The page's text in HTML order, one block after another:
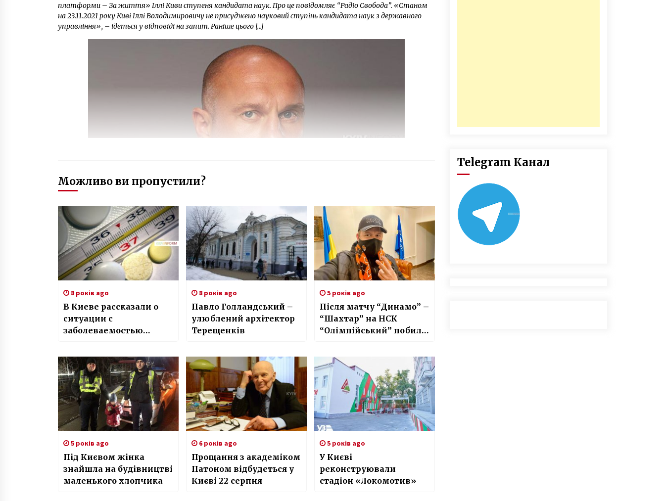
платформи – За життя» Іллі Киви ступеня кандидата наук. Про це повідомляє “Радіо Свобода”. «Станом
на 23.11.2021 року Киві Іллі Володимировичу не присуджено науковий ступінь кандидата наук з державного
управління», – ідеться у відповіді на запит. Раніше цього […]
Можливо ви пропустили?
8 років ago
В Киеве рассказали о
ситуации с
заболеваемостью
8 років ago
Павло Голландський –
улюблений архітектор
Терещенків
5 років ago
Після матчу “Динамо” –
“Шахтар” на НСК
“Олімпійський” побили
5 років ago
Під Києвом жінка
знайшла на будівництві
маленького хлопчика
6 років ago
Прощання з академіком
Патоном відбудеться у
Києві 22 серпня
5 років ago
У Києві
реконструювали
стадіон «Локомотив»
Telegram Канал